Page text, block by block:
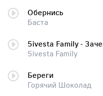
Обернись
Баста
5ivesta Family -
5ivesta Family
Береги
Горячий Шоколад